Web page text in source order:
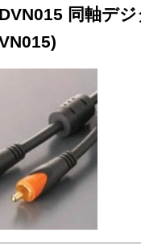
同軸デ